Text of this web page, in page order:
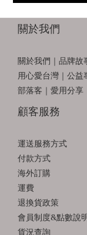
關於我們
關於我們｜品牌故
用心愛台灣｜公益
部落客｜愛用分享
顧客服務
運送服務方式
付款方式
海外訂購
運費
退換貨政策
會員制度&點數說
貨況查詢